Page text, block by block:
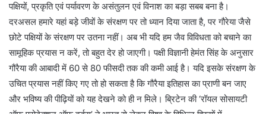
पक्षियों, प्रकृति एवं पर्यावरण के असंतुलन एवं विनाश का बड़ा सबब बना है।
दरअसल हमारे यहां बड़े जीवों के संरक्षण पर तो ध्यान दिया जाता है, पर गौरेया जैसे
छोटे पक्षियों के संरक्षण पर उतना नहीं। अब भी यदि हम जैव विविधता को बचाने का
सामूहिक प्रयास न करें, तो बहुत देर हो जाएगी। पक्षी विज्ञानी हेमंत सिंह के अनुसार
गौरैया की आबादी में 60 से 80 फीसदी तक की कमी आई है। यदि इसके संरक्षण के
उचित प्रयास नहीं किए गए तो हो सकता है कि गौरैया इतिहास का प्राणी बन जाए
और भविष्य की पीढ़ियों को यह देखने को ही न मिले। ब्रिटेन की ‘रॉयल सोसायटी